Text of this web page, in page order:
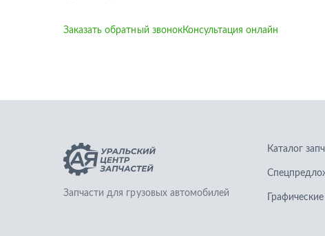
Заказать обратный звонокКонсультация онлайн
Запчасти для грузовых автомобилей Графические